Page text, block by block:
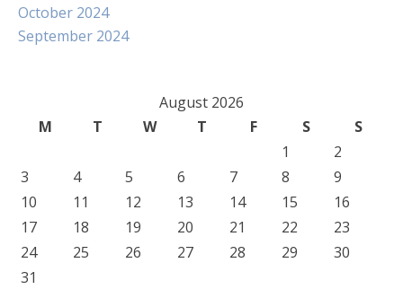
October 2024
September 2024
August 2026
M
T W T F S
S
1
2
3
4 5 6 7 8
9
10
11 12 13 14 15
16
17
18 19 20 21 22
23
24
25 26 27 28 29
30
31